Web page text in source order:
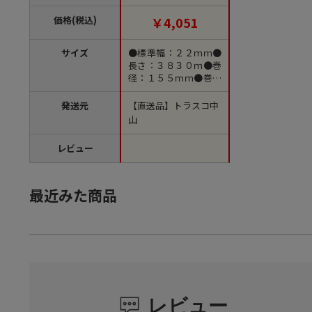
価格(税込)
サイズ
発送元
レビュー
品】
￥4,051
●標準幅：２２ｍｍ●
長さ：３８３０ｍ●巻
径：１５５ｍｍ●巻高
さ：１７５ｍｍ
【直送品】トラスコ中
山
最近みた商品
レビュー